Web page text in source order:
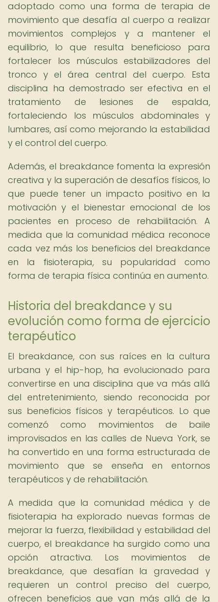
adoptado como una forma de terapia de
movimiento que desafía al cuerpo a realizar
movimientos complejos y a mantener el
equilibrio, lo que resulta beneficioso para
fortalecer los músculos estabilizadores del
tronco y el área central del cuerpo. Esta
disciplina ha demostrado ser efectiva en el
tratamiento de lesiones de espalda,
fortaleciendo los músculos abdominales y
lumbares, así como mejorando la estabilidad
y el control del cuerpo.
Además, el breakdance fomenta la expresión
creativa y la superación de desafíos físicos, lo
que puede tener un impacto positivo en la
motivación y el bienestar emocional de los
pacientes en proceso de rehabilitación. A
medida que la comunidad médica reconoce
cada vez más los beneficios del breakdance
en la fisioterapia, su popularidad como
forma de terapia física continúa en aumento.
Historia del breakdance y su
evolución como forma de ejercicio
terapéutico
El breakdance, con sus raíces en la cultura
urbana y el hip-hop, ha evolucionado para
convertirse en una disciplina que va más allá
del entretenimiento, siendo reconocida por
sus beneficios físicos y terapéuticos. Lo que
comenzó como movimientos de baile
improvisados en las calles de Nueva York, se
ha convertido en una forma estructurada de
movimiento que se enseña en entornos
terapéuticos y de rehabilitación.
A medida que la comunidad médica y de
fisioterapia ha explorado nuevas formas de
mejorar la fuerza, flexibilidad y estabilidad del
cuerpo, el breakdance ha surgido como una
opción atractiva. Los movimientos de
breakdance, que desafían la gravedad y
requieren un control preciso del cuerpo,
ofrecen beneficios que van más allá de la